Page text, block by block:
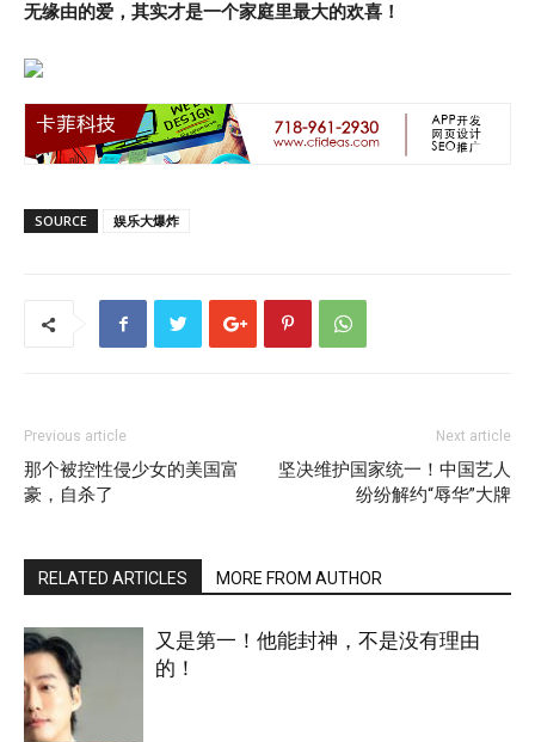
无缘由的爱，其实才是一个家庭里最大的欢喜！
SOURCE 娱乐大爆炸
Previous article
那个被控性侵少女的美国富
豪，自杀了
Next article
坚决维护国家统一！中国艺人
纷纷解约“辱华”大牌
RELATED ARTICLES MORE FROM AUTHOR
又是第一！他能封神，不是没有理由
的！